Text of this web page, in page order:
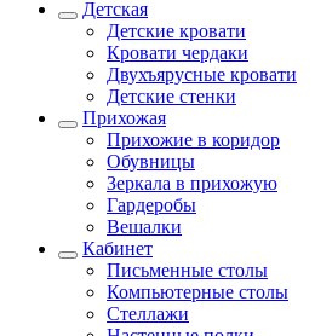
Детская
Детские кровати
Кровати чердаки
Двухъярусные кровати
Детские стенки
Прихожая
Прихожие в коридор
Обувницы
Зеркала в прихожую
Гардеробы
Вешалки
Кабинет
Письменные столы
Компьютерные столы
Стеллажи